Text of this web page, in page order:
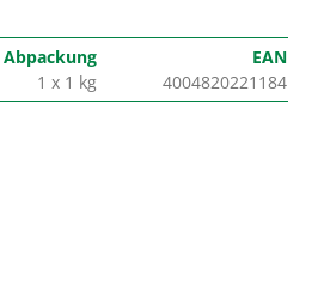
Abpackung
EAN
1 x 1 kg 4004820221184